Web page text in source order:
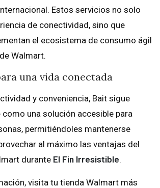
Estos servicios no solo
de conectividad, sino que
el ecosistema de consumo ágil
Walmart.
una vida conectada
y conveniencia, Bait sigue
una solución accesible para
permitiéndoles mantenerse
al máximo las ventajas del
durante El Fin Irresistible.
visita tu tienda Walmart más